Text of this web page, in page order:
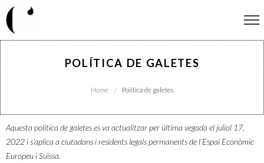
POLÍTICA DE GALETES
Home / Política de galetes
Aquesta política de galetes es va actualitzar per última vegada el juliol 17,
2022 i s’aplica a ciutadans i residents legals permanents de l’Espai Econòmic
Europeu i Suïssa.